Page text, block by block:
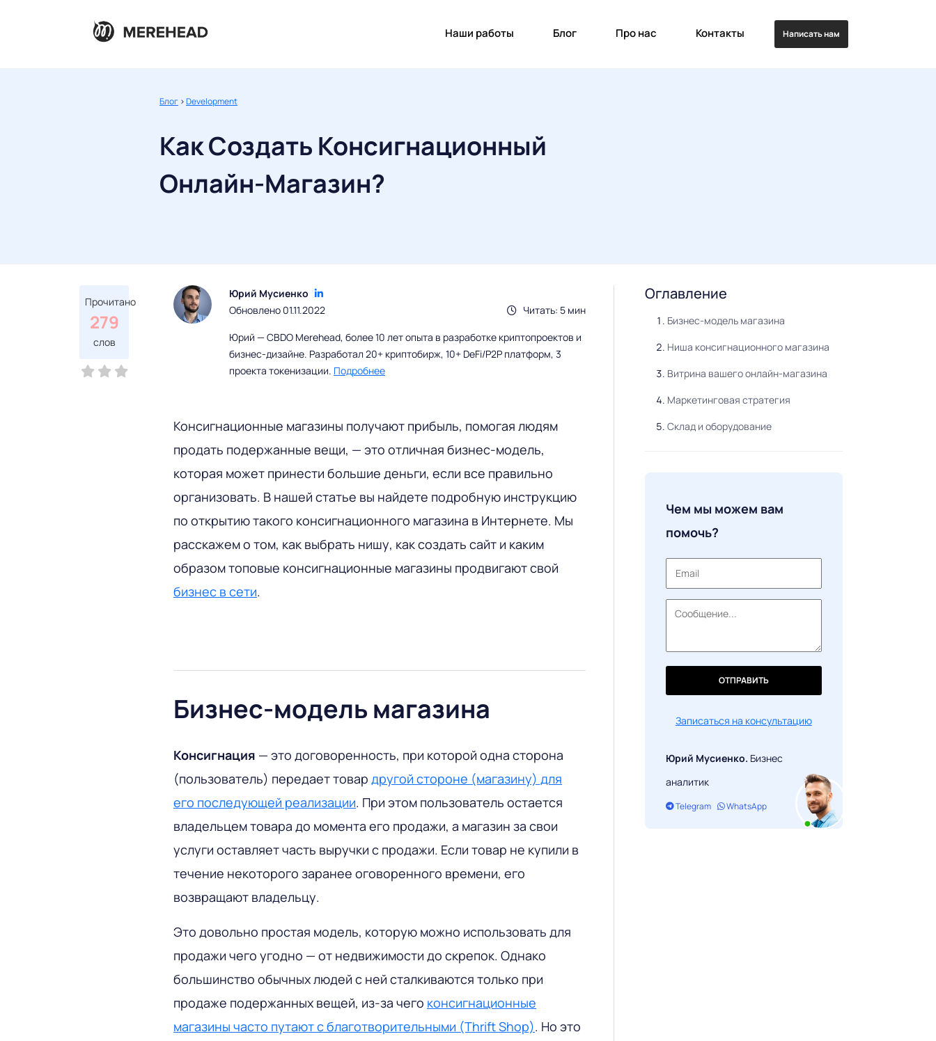
Наши работы Блог Про нас Контакты Написать нам
Блог >Development
Как Создать Консигнационный
Онлайн-Магазин?
Прочитано
279
слов
Юрий Мусиенко
Читать: 5 мин
Обновлено 01.11.2022
Юрий — CBDO Merehead, более 10 лет опыта в разработке криптопроектов и
бизнес-дизайне. Разработал 20+ криптобирж, 10+ DeFi/P2P платформ, 3
проекта токенизации. Подробнее
Консигнационные магазины получают прибыль, помогая людям
продать подержанные вещи, — это отличная бизнес-модель,
которая может принести большие деньги, если все правильно
организовать. В нашей статье вы найдете подробную инструкцию
по открытию такого консигнационного магазина в Интернете. Мы
расскажем о том, как выбрать нишу, как создать сайт и каким
образом топовые консигнационные магазины продвигают свой
бизнес в сети.
Бизнес-модель магазина
Консигнация — это договоренность, при которой одна сторона
(пользователь) передает товар другой стороне (магазину) для
его последующей реализации. При этом пользователь остается
владельцем товара до момента его продажи, а магазин за свои
услуги оставляет часть выручки с продажи. Если товар не купили в
течение некоторого заранее оговоренного времени, его
возвращают владельцу.
Это довольно простая модель, которую можно использовать для
продажи чего угодно — от недвижимости до скрепок. Однако
большинство обычных людей с ней сталкиваются только при
продаже подержанных вещей, из-за чего консигнационные
магазины часто путают с благотворительными (Thrift Shop). Но это
Оглавление
Бизнес-модель магазина
Ниша консигнационного магазина
Витрина вашего онлайн-магазина
Маркетинговая стратегия
Склад и оборудование
Чем мы можем вам
помочь?
ОТПРАВИТЬ
Записаться на консультацию
Юрий Мусиенко. Бизнес
аналитик
Telegram WhatsApp